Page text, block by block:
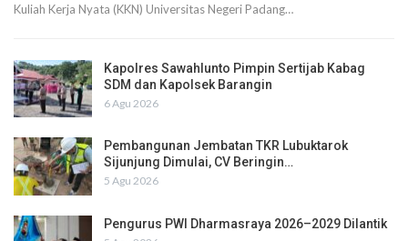
Kuliah Kerja Nyata (KKN) Universitas Negeri Padang…
Kapolres Sawahlunto Pimpin Sertijab Kabag
SDM dan Kapolsek Barangin
6 Agu 2026
Pembangunan Jembatan TKR Lubuktarok
Sijunjung Dimulai, CV Beringin…
5 Agu 2026
Pengurus PWI Dharmasraya 2026–2029 Dilantik